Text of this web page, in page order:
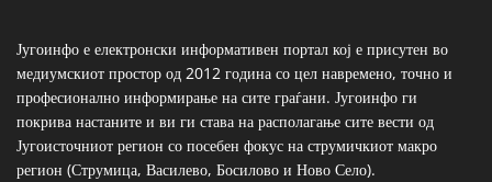
Југоинфо е електронски информативен портал кој е присутен во
медиумскиот простор од 2012 година со цел навремено, точно и
професионално информирање на сите граѓани. Југоинфо ги
покрива настаните и ви ги става на располагање сите вести од
Југоисточниот регион со посебен фокус на струмичкиот макро
регион (Струмица, Василево, Босилово и Ново Село).